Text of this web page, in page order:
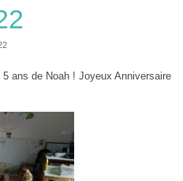
ans de Noah ! Joyeux Anniversaire